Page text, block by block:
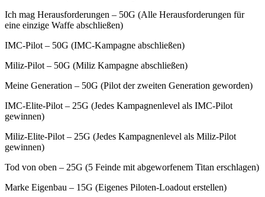
Ich mag Herausforderungen – 50G (Alle Herausforderungen für
eine einzige Waffe abschließen)
IMC-Pilot – 50G (IMC-Kampagne abschließen)
Miliz-Pilot – 50G (Miliz Kampagne abschließen)
Meine Generation – 50G (Pilot der zweiten Generation geworden)
IMC-Elite-Pilot – 25G (Jedes Kampagnenlevel als IMC-Pilot
gewinnen)
Miliz-Elite-Pilot – 25G (Jedes Kampagnenlevel als Miliz-Pilot
gewinnen)
Tod von oben – 25G (5 Feinde mit abgeworfenem Titan erschlagen)
Marke Eigenbau – 15G (Eigenes Piloten-Loadout erstellen)